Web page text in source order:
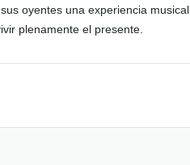
oyentes una experiencia musical
plenamente el presente.